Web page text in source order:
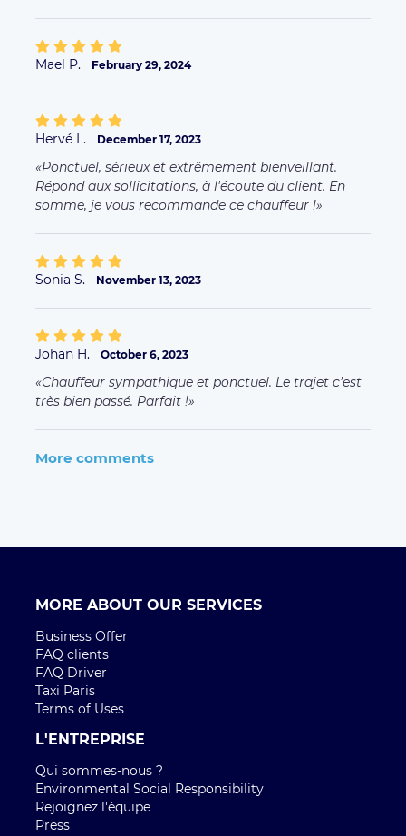
Mael P. February 29, 2024
Hervé L. December 17, 2023
Ponctuel, sérieux et extrêmement bienveillant.
Répond aux sollicitations, à l'écoute du client. En
somme, je vous recommande ce chauffeur !
Sonia S. November 13, 2023
Johan H. October 6, 2023
Chauffeur sympathique et ponctuel. Le trajet c'est
très bien passé. Parfait !
More comments
MORE ABOUT OUR SERVICES
Business Offer
FAQ clients
FAQ Driver
Taxi Paris
Terms of Uses
L'ENTREPRISE
Qui sommes-nous ?
Environmental Social Responsibility
Rejoignez l'équipe
Press